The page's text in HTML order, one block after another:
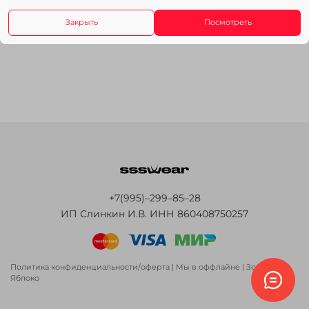
+7(995)–299–85–28
ИП Слинкин И.В. ИНН 860408750257
Политика конфиденциальности/оферта Мы в оффлайне
Золотое
Яблоко
Закрыть Посмотреть